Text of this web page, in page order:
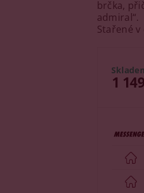
brčka,
admiral“.
Stařené
1